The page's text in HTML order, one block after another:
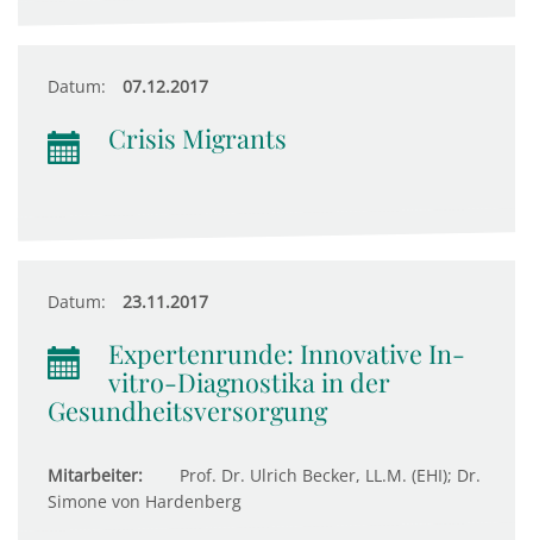
Datum: 07.12.2017
Crisis Migrants
Datum: 23.11.2017
Expertenrunde: Innovative In-
vitro-Diagnostika in der
Gesundheitsversorgung
Mitarbeiter:
Prof. Dr. Ulrich Becker, LL.M. (EHI); Dr.
Simone von Hardenberg